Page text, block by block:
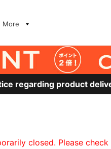
More
regarding product
closed. Please